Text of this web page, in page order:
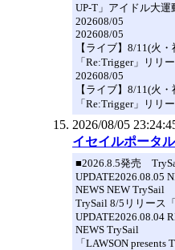
UP-T」アイドル大運
202608/05
202608/05
【ライブ】8/11(火
「Re:Trigger」リリ
202608/05
【ライブ】8/11(火
「Re:Trigger」リリ
2026/08/05
イセイルポータ
■2026.8.5発売
UPDATE2026.08.05
NEWS NEW TrySail
TrySail 8/5リリース
UPDATE2026.08.04
NEWS TrySail
「LAWSON